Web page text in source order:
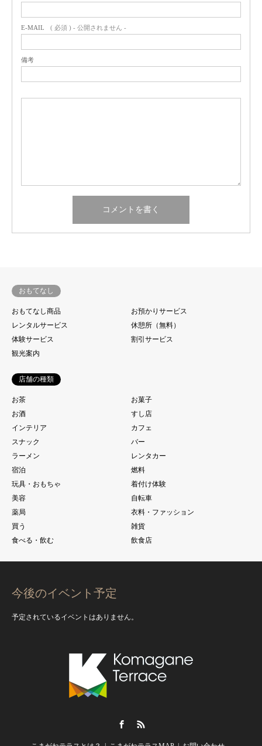
E-MAIL ( 必須 ) - 公開されません -
備考
おもてなし
おもてなし商品
お預かりサービス
レンタルサービス
休憩所（無料）
体験サービス
割引サービス
観光案内
店舗の種類
お茶
お菓子
お酒
すし店
インテリア
カフェ
スナック
バー
ラーメン
レンタカー
宿泊
燃料
玩具・おもちゃ
着付け体験
美容
自転車
薬局
衣料・ファッション
買う
雑貨
食べる・飲む
飲食店
今後のイベント予定
予定されているイベントはありません。